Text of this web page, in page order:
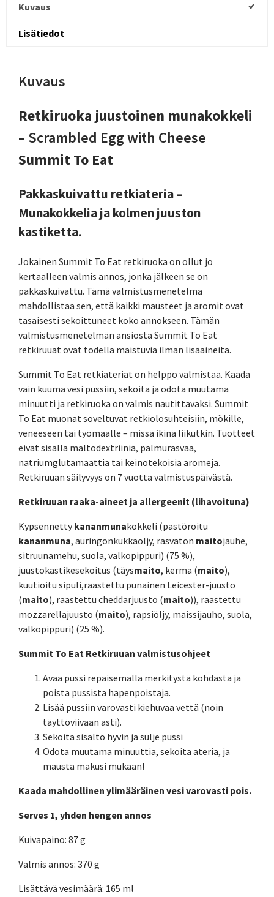
Kuvaus
Lisätiedot
Kuvaus
Retkiruoka juustoinen munakokkeli
– Scrambled Egg with Cheese
Summit To Eat
Pakkaskuivattu retkiateria –
Munakokkelia ja kolmen juuston
kastiketta.
Jokainen Summit To Eat retkiruoka on ollut jo
kertaalleen valmis annos, jonka jälkeen se on
pakkaskuivattu. Tämä valmistusmenetelmä
mahdollistaa sen, että kaikki mausteet ja aromit ovat
tasaisesti sekoittuneet koko annokseen. Tämän
valmistusmenetelmän ansiosta Summit To Eat
retkiruuat ovat todella maistuvia ilman lisäaineita.
Summit To Eat retkiateriat on helppo valmistaa. Kaada
vain kuuma vesi pussiin, sekoita ja odota muutama
minuutti ja retkiruoka on valmis nautittavaksi. Summit
To Eat muonat soveltuvat retkiolosuhteisiin, mökille,
veneeseen tai työmaalle – missä ikinä liikutkin. Tuotteet
eivät sisällä maltodextriiniä, palmurasvaa,
natriumglutamaattia tai keinotekoisia aromeja.
Retkiruuan säilyvyys on 7 vuotta valmistuspäivästä.
Retkiruuan raaka-aineet ja allergeenit (lihavoituna)
Kypsennettykananmunakokkeli (pastöroitu
kananmuna, auringonkukkaöljy, rasvaton maitojauhe,
sitruunamehu, suola, valkopippuri) (75 %),
juustokastikesekoitus (täysmaito, kerma (maito),
kuutioitu sipuli,raastettu punainen Leicester-juusto
(maito), raastettu cheddarjuusto (maito)), raastettu
mozzarellajuusto (maito), rapsiöljy, maissijauho, suola,
valkopippuri) (25 %).
Summit To Eat Retkiruuan valmistusohjeet
Avaa pussi repäisemällä merkitystä kohdasta ja
poista pussista hapenpoistaja.
Lisää pussiin varovasti kiehuvaa vettä (noin
täyttöviivaan asti).
Sekoita sisältö hyvin ja sulje pussi
Odota muutama minuuttia, sekoita ateria, ja
mausta makusi mukaan!
Kaada mahdollinen ylimääräinen vesi varovasti pois.
Serves 1, yhden hengen annos
Kuivapaino: 87 g
Valmis annos: 370 g
Lisättävä vesimäärä: 165 ml